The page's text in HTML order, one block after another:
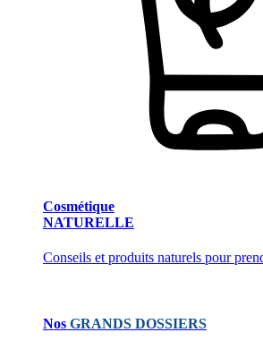
Cosmétique
NATURELLE
Conseils et produits naturels pour
Nos GRANDS DOSSIERS